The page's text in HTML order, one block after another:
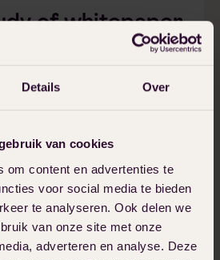
Details Over
van cookies
om content en advertenties te
voor social media te bieden
te analyseren. Ook delen we
van onze site met onze
adverteren en analyse. Deze
of whitepaper
maar zeer effectieve
case study of
laat je zien hoe jouw
klant, inclusief
leads aan te
in een latere fase van
Ze willen bewijs